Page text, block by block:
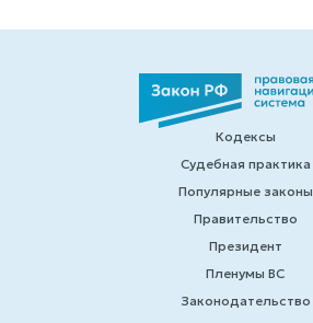
Кодексы
Судебная практика
Популярные законы
Правительство
Президент
Пленумы ВС
Законодательство